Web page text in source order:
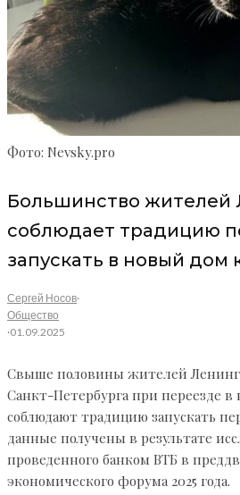
Фото: Nevsky.pro
Большинство жителей
соблюдает традицию
запускать в новый дом
Сергей Носов·
Общество
·01.09.2025
Свыше половины жителей
Санкт-Петербурга при переезде в
соблюдают традицию запускать
данные получены в результате
проведенного банком ВТБ в
экономического форума 2025 года.